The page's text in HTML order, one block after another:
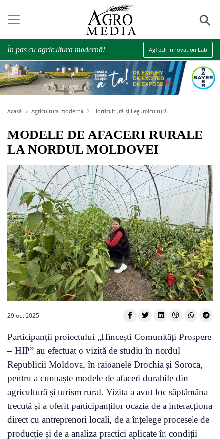
⚲
În pas cu agricultura modernă! AgTech Innovation Lab
Acasă Agricultura modernă Horticultură și Legumicultură
MODELE DE AFACERI RURALE
LA NORDUL MOLDOVEI
29 oct 2025
Participanții proiectului „Hîncești Comunități Prospere
– HIP” au efectuat o vizită de studiu în nordul
Republicii Moldova, în raioanele Drochia și Soroca,
pentru a cunoaște modele de afaceri durabile din
agricultură și turism rural. Vizita a avut loc săptămâna
trecută și a oferit participanților ocazia de a interacționa
direct cu antreprenori locali, de a înțelege procesele de
producție și de a analiza practici aplicate în condiții